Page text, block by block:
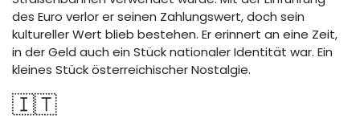
des Euro verlor er seinen Zahlungswert, doch sein
kultureller Wert blieb bestehen. Er erinnert an eine Zeit,
in der Geld auch ein Stück nationaler Identität war. Ein
kleines Stück österreichischer Nostalgie.
🇮🇹